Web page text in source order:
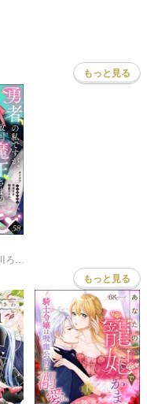
もっと見る
す
もっと見る